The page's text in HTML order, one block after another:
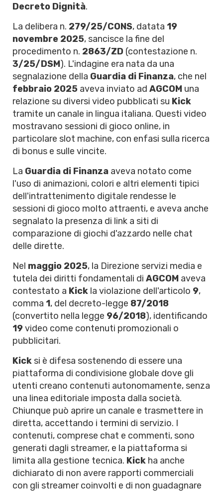
Decreto Dignità.
La delibera n. 279/25/CONS, datata 19
novembre 2025, sancisce la fine del
procedimento n. 2863/ZD (contestazione n.
3/25/DSM). L'indagine era nata da una
segnalazione della Guardia di Finanza, che nel
febbraio 2025 aveva inviato ad AGCOM una
relazione su diversi video pubblicati su Kick
tramite un canale in lingua italiana. Questi video
mostravano sessioni di gioco online, in
particolare slot machine, con enfasi sulla ricerca
di bonus e sulle vincite.
La Guardia di Finanza aveva notato come
l'uso di animazioni, colori e altri elementi tipici
dell'intrattenimento digitale rendesse le
sessioni di gioco molto attraenti, e aveva anche
segnalato la presenza di link a siti di
comparazione di giochi d'azzardo nelle chat
delle dirette.
Nel maggio 2025, la Direzione servizi media e
tutela dei diritti fondamentali di AGCOM aveva
contestato a Kick la violazione dell'articolo 9,
comma 1, del decreto-legge 87/2018
(convertito nella legge 96/2018), identificando
19video come contenuti promozionali o
pubblicitari.
Kick si è difesa sostenendo di essere una
piattaforma di condivisione globale dove gli
utenti creano contenuti autonomamente, senza
una linea editoriale imposta dalla società.
Chiunque può aprire un canale e trasmettere in
diretta, accettando i termini di servizio. I
contenuti, comprese chat e commenti, sono
generati dagli streamer, e la piattaforma si
limita alla gestione tecnica. Kick ha anche
dichiarato di non avere rapporti commerciali
con gli streamer coinvolti e di non guadagnare